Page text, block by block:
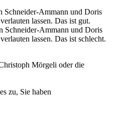
Schneider-Ammann und Doris
lassen. Das ist gut.
Schneider-Ammann und Doris
lassen. Das ist schlecht.
Mörgeli oder die
zu, Sie haben